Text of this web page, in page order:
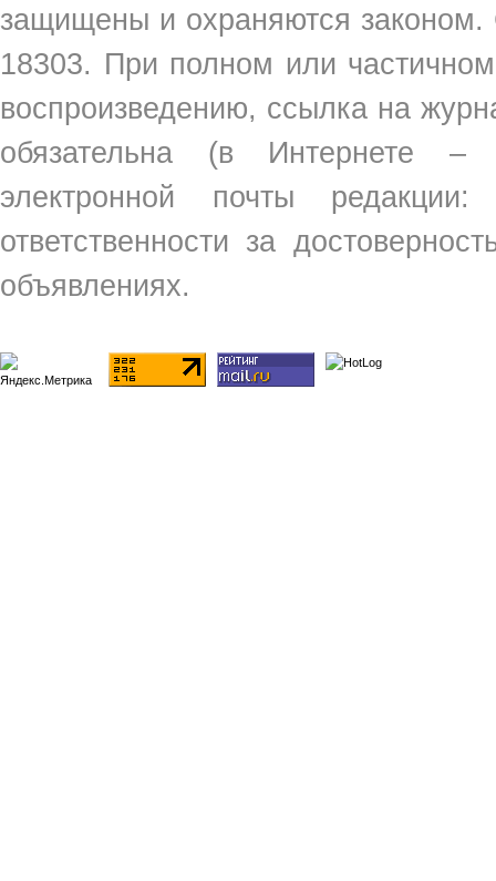
защищены и охраняются
18303. При полном или
воспроизведению, ссылка на
обязательна (в Интернете
электронной почты
ответственности за
объявлениях.